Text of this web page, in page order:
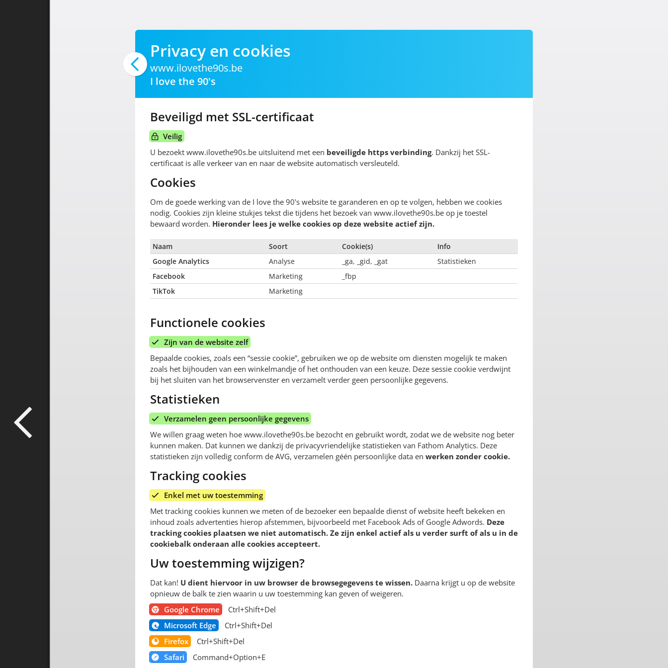
Privacy en cookies
www.ilovethe90s.be
I love the 90's
Beveiligd met SSL-certificaat
Veilig
U bezoekt www.ilovethe90s.be uitsluitend met een beveiligde https verbinding. Dankzij het SSL-
certificaat is alle verkeer van en naar de website automatisch versleuteld.
Cookies
Om de goede werking van de I love the 90's website te garanderen en op te volgen, hebben we cookies
nodig. Cookies zijn kleine stukjes tekst die tijdens het bezoek van www.ilovethe90s.be op je toestel
bewaard worden. Hieronder lees je welke cookies op deze website actief zijn.
Naam Soort Cookie(s)
Info
Google Analytics
Analyse _ga, _gid, _gat
Statistieken
Facebook
Marketing
_fbp
TikTok
Marketing
Functionele cookies
Zijn van de website zelf
Bepaalde cookies, zoals een “sessie cookie”, gebruiken we op de website om diensten mogelijk te maken
zoals het bijhouden van een winkelmandje of het onthouden van een keuze. Deze sessie cookie verdwijnt
bij het sluiten van het browservenster en verzamelt verder geen persoonlijke gegevens.
Statistieken
Verzamelen geen persoonlijke gegevens
We willen graag weten hoe www.ilovethe90s.be bezocht en gebruikt wordt, zodat we de website nog beter
kunnen maken. Dat kunnen we dankzij de privacyvriendelijke statistieken van Fathom Analytics. Deze
statistieken zijn volledig conform de AVG, verzamelen géén persoonlijke data en werken zonder cookie.
Tracking cookies
Enkel met uw toestemming
Met tracking cookies kunnen we meten of de bezoeker een bepaalde dienst of website heeft bekeken en
inhoud zoals advertenties hierop afstemmen, bijvoorbeeld met Facebook Ads of Google Adwords. Deze
tracking cookies plaatsen we niet automatisch. Ze zijn enkel actief als u verder surft of als u in de
cookiebalk onderaan alle cookies accepteert.
Uw toestemming wijzigen?
Dat kan! U dient hiervoor in uw browser de browsegegevens te wissen. Daarna krijgt u op de website
opnieuw de balk te zien waarin u uw toestemming kan geven of weigeren.
Google Chrome
Ctrl+Shift+Del
Microsoft Edge
Ctrl+Shift+Del
Firefox
Ctrl+Shift+Del
Safari
Command+Option+E